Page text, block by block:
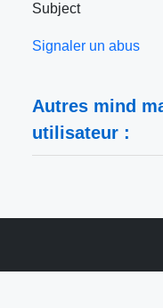
Subject
Signaler un abus
Autres mind
utilisateur :